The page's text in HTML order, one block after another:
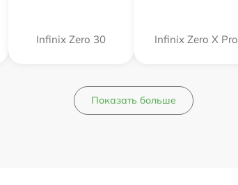
Infinix Zero 30 Infinix Zero X Pro
Показать больше